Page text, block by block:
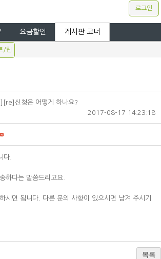
로그인
요금할인 게시판 코너
/팁
신청은 어떻게 하나요?
2017-08-17 14:23:18
다.
하다는 말씀드리고요.
시면 됩니다. 다른 문의 사항이 있으시면 남겨 주시기
목록